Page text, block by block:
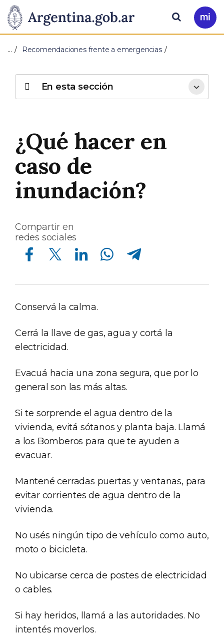
Presidencia
de
Nación
Pasar al contenido principal
Ir
a
Buscar
… Recomendaciones frente a emergencias
¿Qué hacer en
caso de
inundación?
Compartir en
redes sociales
Compartir en Facebook Compartir en Twitter Compartir en Linkedin Compartir en Whatsapp Compartir en Telegram
Conservá la calma.
Cerrá la llave de gas, agua y cortá la
electricidad.
Evacuá hacia una zona segura, que por lo
general son las más altas.
Si te sorprende el agua dentro de la
vivienda, evitá sótanos y planta baja. Llamá
a los Bomberos para que te ayuden a
evacuar.
Mantené cerradas puertas y ventanas, para
evitar corrientes de agua dentro de la
vivienda.
No usés ningún tipo de vehículo como auto,
moto o bicicleta.
No ubicarse cerca de postes de electricidad
o cables.
Si hay heridos, llamá a las autoridades. No
intentés moverlos.
En esta sección